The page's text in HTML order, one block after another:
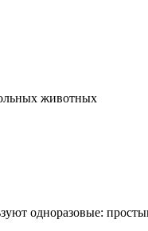
животных
одноразовые: